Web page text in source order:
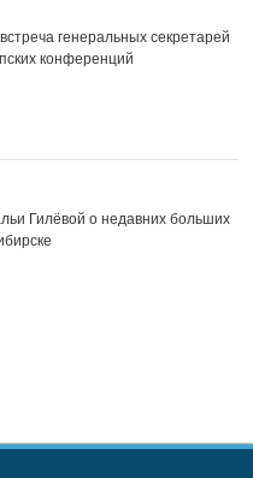
генеральных секретарей
конференций
Гилёвой о недавних больших